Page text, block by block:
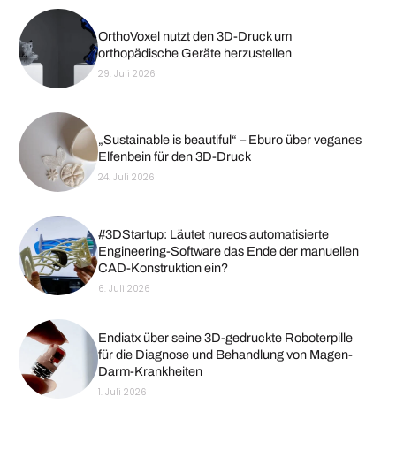
OrthoVoxel nutzt den 3D-Druck um
orthopädische Geräte herzustellen
29. Juli 2026
„Sustainable is beautiful“ – Eburo über veganes
Elfenbein für den 3D-Druck
24. Juli 2026
#3DStartup: Läutet nureos automatisierte
Engineering-Software das Ende der manuellen
CAD-Konstruktion ein?
6. Juli 2026
Endiatx über seine 3D-gedruckte Roboterpille
für die Diagnose und Behandlung von Magen-
Darm-Krankheiten
1. Juli 2026